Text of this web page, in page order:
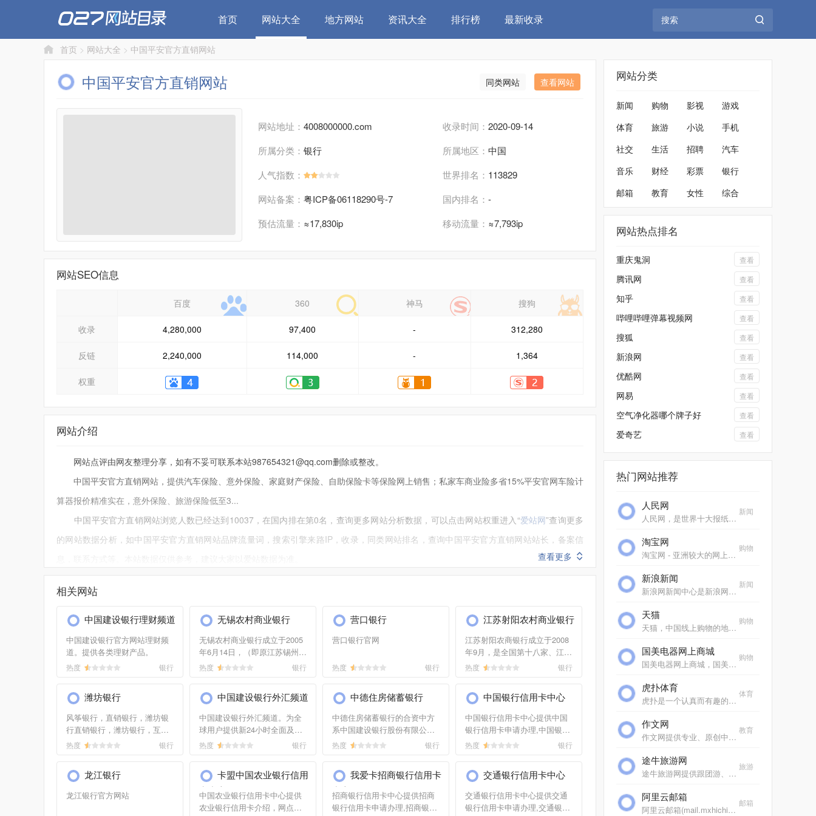
首页 网站大全 地方网站 资讯大全 排行榜 最新收录
首页 > 网站大全 > 中国平安官方直销网站
中国平安官方直销网站 同类网站 查看网站
网站地址： 4008000000.com 收录时间： 2020-09-14
所属分类： 银行 所属地区： 中国
人气指数：
世界排名： 113829
网站备案： 粤ICP备06118290号-7 国内排名： -
预估流量： ≈17,830ip 移动流量： ≈7,793ip
网站SEO信息
百度 360 神马 搜狗
收录 4,280,000 97,400 - 312,280
反链 2,240,000 114,000 - 1,364
权重
网站介绍
网站点评由网友整理分享，如有不妥可联系本站987654321@qq.com删除或整改。
中国平安官方直销网站，提供汽车保险、意外保险、家庭财产保险、自助保险卡等保险网上销售；私家车商业险多省15%平安官网车险计
算器报价精准实在，意外保险、旅游保险低至3...
中国平安官方直销网站浏览人数已经达到10037，在国内排在第0名，查询更多网站分析数据，可以点击网站权重进入“爱站网”查询更多
的网站数据分析，如中国平安官方直销网站品牌流量词，搜索引擎来路IP，收录，同类网站排名，查询中国平安官方直销网站站长，备案信
查看更多
相关网站
中国建设银行理财频道
中国建设银行官方网站理财频
道。提供各类理财产品。
热度 银行
无锡农村商业银行
无锡农村商业银行成立于2005
年6月14日，（即原江苏锡州农
村商业银行，2010年7月19日
业银行，总部设在无锡，营业
网点遍及...
热度 银行
营口银行
营口银行官网
热度 银行
江苏射阳农村商业银行
江苏射阳农商银行成立于2008
年9月，是全国第十八家、江苏
长江以北第一家农村商业银
部，基层设有42个营业网点，
其中在...
热度 银行
潍坊银行
风筝银行，直销银行，潍坊银
行直销银行，潍坊银行，互联
网金融，Direct Bank，电子账
行，潍坊银行官网
热度 银行
中国建设银行外汇频道
中国建设银行外汇频道。为全
球用户提供新24小时全面及时
的中文外汇资讯，包括外汇牌
及各类币种的汇率新闻及资
讯，是外...
热度 银行
中德住房储蓄银行
中德住房储蓄银行的合资中方
系中国建设银行股份有限公
司，是在国内外具有重大影
大型股份制商业银行。
热度 银行
中国银行信用卡中心
中国银行信用卡中心提供中国
银行信用卡申请办理,中国银行
信用卡中心涵盖所有中行信用
用卡中心-我爱卡
热度 银行
龙江银行
龙江银行官方网站
卡盟中国农业银行信用
卡中心
中国农业银行信用卡中心提供
农业银行信用卡介绍，网点查
我爱卡招商银行信用卡
中心
招商银行信用卡中心提供招商
银行信用卡申请办理,招商银行
交通银行信用卡中心
交通银行信用卡中心提供交通
银行信用卡申请办理,交通银行
网站分类
新闻 购物 影视
游戏
体育
旅游 小说
手机
社交
生活 招聘
汽车
音乐
财经 彩票
银行
邮箱
教育 女性 综合
网站热点排名
重庆鬼洞 查看
腾讯网 查看
知乎 查看
哔哩哔哩弹幕视频网 查看
搜狐 查看
新浪网 查看
优酷网 查看
网易 查看
空气净化器哪个牌子好 查看
爱奇艺 查看
热门网站推荐
人民网
人民网，是世界十大报纸之一《人民日报》建设的以新闻为主的大型网上信息发布平台，也是互联网上最大的中文和多语种新闻网站之一。作为国家重点新闻网站，人民网以新闻报道...
新闻
淘宝网
淘宝网 - 亚洲较大的网上交易平台，提供各类服饰、美容、家居、数码、话费/点卡充值… 数亿优质商品，同时提供担保交易(先收货后付款)等安全交易保障服务，并由商家提供退货...
购物
新浪新闻
新浪网新闻中心是新浪网重要的频道之一，24小时滚动报道国内、国际及社会新闻。每日编发新闻数以万计。
新闻
天猫
天猫，中国线上购物的地标网站，亚洲超大的综合性购物平台，拥有10万多品牌商家。每日发布大量国内外商品！正品网购，上天猫！天猫千万大牌正品,品类全，一站购，支付安全，...
购物
国美电器网上商城
国美电器网上商城，国美电器唯一官方网上商城，中国领先的专业家电网购平台。全球品牌电视、洗衣机、电脑、手机、数码、空调、电脑配件、生活电器、网络产品等正品行货，更...
购物
虎扑体育
虎扑是一个认真而有趣的社区，每天有众多jrs在虎扑分享自己对篮球、足球、游戏电竞、运动装备、影视、汽车、数码、情感等一切人和事的见解，热闹、真实、有温度。
体育
作文网
作文网提供专业、原创中小学生作文，包括中考满分作文、高考满分作文、零分作文、优秀作文大全、作文素材、作文辅导、英语作文等，欢迎踊跃投稿。
教育
途牛旅游网
途牛旅游网提供跟团游、自助游、邮轮旅游、自驾游、定制游以及景点门票预订、机票预订、火车票预订服务,还有牛人专线、首付出发旅游等品质高端、价格实惠的旅游路线.全年有...
旅游
阿里云邮箱
阿里云邮箱(mail.mxhichina.com)是专业云端邮箱,安全稳定,全球畅通。支持3g超大附件,垃圾邮件拦截率超过99%,阿里云邮邮件客户端,手机邮箱,支持安卓、ios邮箱收发服务,支持代收163邮箱,邮箱,gmail,hotmail,雅虎邮箱,139邮箱、新浪邮箱等。
邮箱